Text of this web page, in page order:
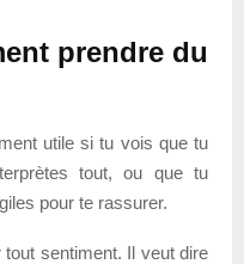
prendre du
utile si tu vois que tu
tout, ou que tu
pour te rassurer.
sentiment. Il veut dire